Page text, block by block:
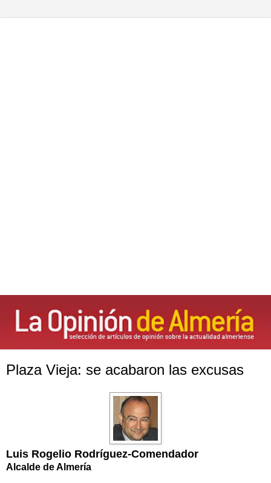
Plaza Vieja: se acabaron las excusas
Luis Rogelio Rodríguez-Comendador
Alcalde de Almería